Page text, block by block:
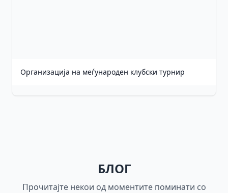
Организација на меѓународен клубски турнир
БЛОГ
Прочитајте некои од моментите поминати со